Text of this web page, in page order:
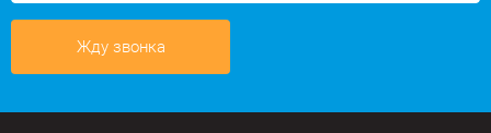
Жду звонка